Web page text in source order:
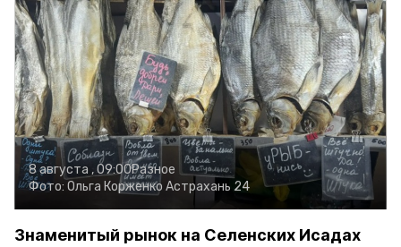
8 августа , 09:00Разное
Фото: Ольга Корженко Астрахань 24
Знаменитый рынок на Селенских Исадах